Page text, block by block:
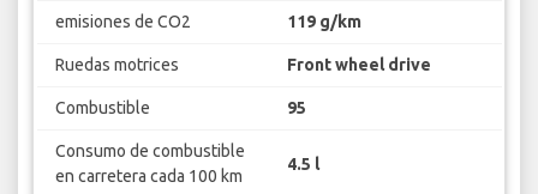
emisiones de CO2 119 g/km
Ruedas motrices Front wheel drive
Combustible 95
Consumo de combustible
en carretera cada 100 km
4.5 l